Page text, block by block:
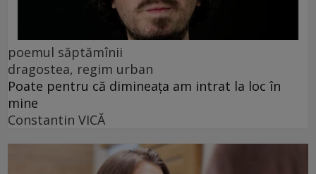
poemul săptămînii
dragostea, regim urban
Poate pentru că dimineața am intrat la loc în
mine
Constantin VICĂ